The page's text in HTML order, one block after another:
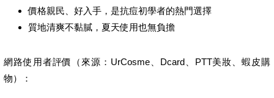
價格親民、好入手，是抗痘初學者的熱門選擇
質地清爽不黏膩，夏天使用也無負擔
網路使用者評價（來源：UrCosme、Dcard、PTT美妝、蝦皮購
物）：